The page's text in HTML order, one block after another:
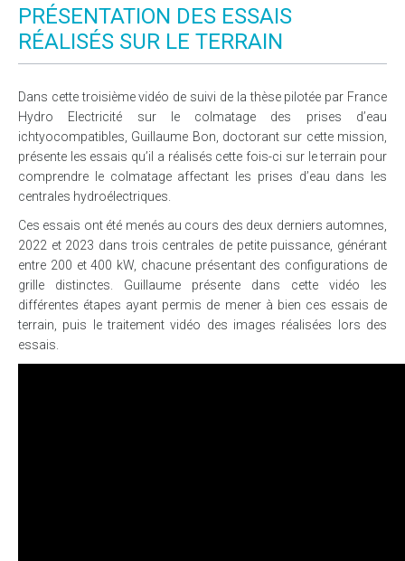
PRÉSENTATION DES ESSAIS
RÉALISÉS SUR LE TERRAIN
Dans cette troisième vidéo de suivi de la thèse pilotée par France
Hydro Electricité sur le colmatage des prises d’eau
ichtyocompatibles, Guillaume Bon, doctorant sur cette mission,
présente les essais qu’il a réalisés cette fois-ci sur le terrain pour
comprendre le colmatage affectant les prises d’eau dans les
centrales hydroélectriques.
Ces essais ont été menés au cours des deux derniers automnes,
2022 et 2023 dans trois centrales de petite puissance, générant
entre 200 et 400 kW, chacune présentant des configurations de
grille distinctes. Guillaume présente dans cette vidéo les
différentes étapes ayant permis de mener à bien ces essais de
terrain, puis le traitement vidéo des images réalisées lors des
essais.